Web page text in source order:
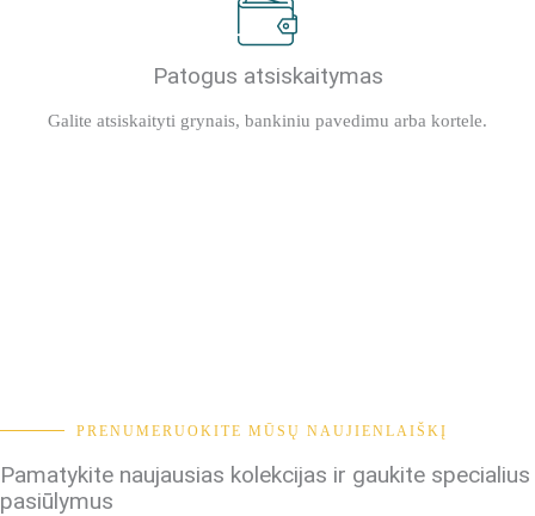
Patogus atsiskaitymas
Galite atsiskaityti grynais, bankiniu pavedimu arba kortele.
PRENUMERUOKITE MŪSŲ NAUJIENLAIŠKĮ
Pamatykite naujausias kolekcijas ir gaukite specialius
pasiūlymus